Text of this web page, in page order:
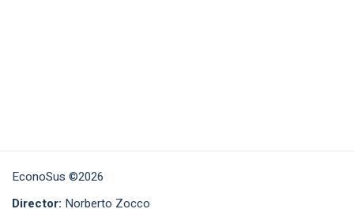
EconoSus ©2026
Director: Norberto Zocco